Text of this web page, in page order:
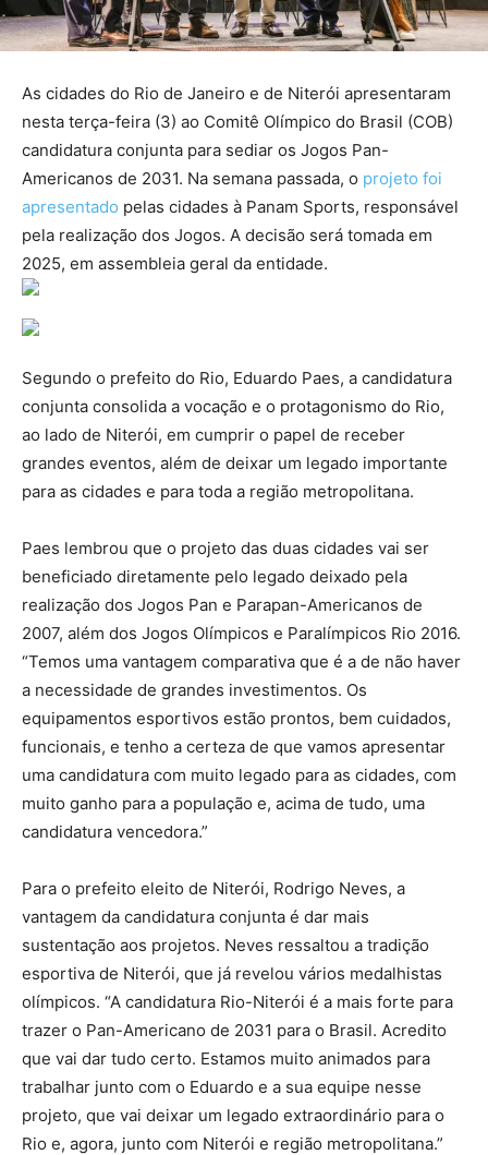
As cidades do Rio de Janeiro e de Niterói apresentaram
nesta terça-feira (3) ao Comitê Olímpico do Brasil (COB)
candidatura conjunta para sediar os Jogos Pan-
Americanos de 2031. Na semana passada, o projeto foi
apresentado pelas cidades à Panam Sports, responsável
pela realização dos Jogos. A decisão será tomada em
2025, em assembleia geral da entidade.
Segundo o prefeito do Rio, Eduardo Paes, a candidatura
conjunta consolida a vocação e o protagonismo do Rio,
ao lado de Niterói, em cumprir o papel de receber
grandes eventos, além de deixar um legado importante
para as cidades e para toda a região metropolitana.
Paes lembrou que o projeto das duas cidades vai ser
beneficiado diretamente pelo legado deixado pela
realização dos Jogos Pan e Parapan-Americanos de
2007, além dos Jogos Olímpicos e Paralímpicos Rio 2016.
“Temos uma vantagem comparativa que é a de não haver
a necessidade de grandes investimentos. Os
equipamentos esportivos estão prontos, bem cuidados,
funcionais, e tenho a certeza de que vamos apresentar
uma candidatura com muito legado para as cidades, com
muito ganho para a população e, acima de tudo, uma
candidatura vencedora.”
Para o prefeito eleito de Niterói, Rodrigo Neves, a
vantagem da candidatura conjunta é dar mais
sustentação aos projetos. Neves ressaltou a tradição
esportiva de Niterói, que já revelou vários medalhistas
olímpicos. “A candidatura Rio-Niterói é a mais forte para
trazer o Pan-Americano de 2031 para o Brasil. Acredito
que vai dar tudo certo. Estamos muito animados para
trabalhar junto com o Eduardo e a sua equipe nesse
projeto, que vai deixar um legado extraordinário para o
Rio e, agora, junto com Niterói e região metropolitana.”